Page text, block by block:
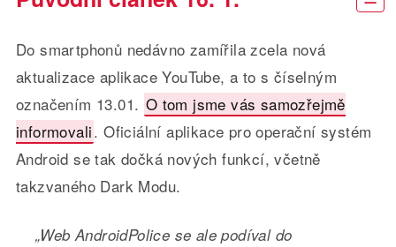
Do smartphonů nedávno zamířila zcela nová
aktualizace aplikace YouTube, a to s číselným
označením 13.01. O tom jsme vás samozřejmě
informovali. Oficiální aplikace pro operační systém
Android se tak dočká nových funkcí, včetně
takzvaného Dark Modu.
„Web AndroidPolice se ale podíval do